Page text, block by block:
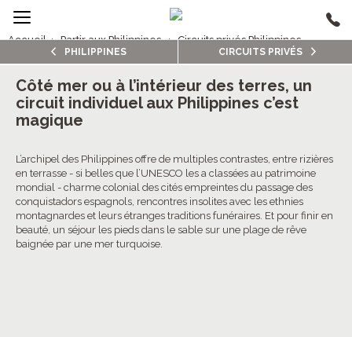
Accueil› Partir aux Philippines› Circuits privés Philippines
2/5
Circuits privés Philippines
Côté mer ou à l’intérieur des terres, un
circuit individuel aux Philippines c’est
magique
L’archipel des Philippines offre de multiples contrastes, entre rizières
en terrasse - si belles que l’UNESCO les a classées au patrimoine
mondial - charme colonial des cités empreintes du passage des
conquistadors espagnols, rencontres insolites avec les ethnies
montagnardes et leurs étranges traditions funéraires. Et pour finir en
beauté, un séjour les pieds dans le sable sur une plage de rêve
baignée par une mer turquoise.
PHILIPPINES CIRCUITS PRIVÉS